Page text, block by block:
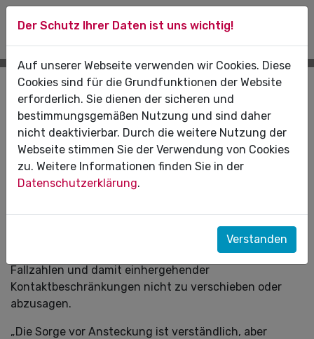
Pressemitteilungen
30.10.2020
COVID-19-Pandemie: Zahnarztbesuch
ist und bleibt sicher
Kassenzahnärztliche Vereinigung (KZV) Sachsen-
Anhalt raten Patienten, anstehende Behandlungs-
und Vorsorgetermine trotz steigender Corona-
Fallzahlen und damit einhergehender
Kontaktbeschränkungen nicht zu verschieben oder
abzusagen.
„Die Sorge vor Ansteckung ist verständlich, aber
Der Schutz Ihrer Daten ist uns wichtig!
Auf unserer Webseite verwenden wir Cookies. Diese
Cookies sind für die Grundfunktionen der Website
erforderlich. Sie dienen der sicheren und
bestimmungsgemäßen Nutzung und sind daher
nicht deaktivierbar. Durch die weitere Nutzung der
Webseite stimmen Sie der Verwendung von Cookies
zu. Weitere Informationen finden Sie in der
Datenschutzerklärung.
Verstanden